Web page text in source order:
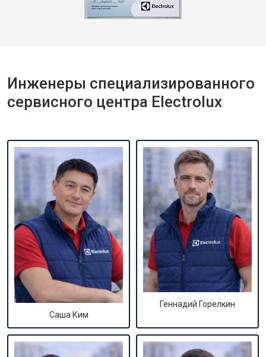
Инженеры специализированного
сервисного центра Electrolux
Саша Ким
Геннадий Горелкин